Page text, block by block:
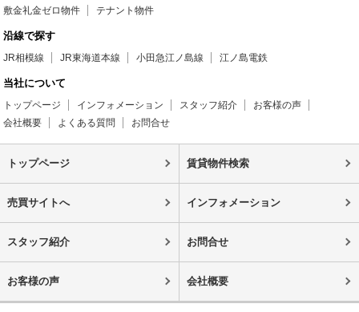
敷金礼金ゼロ物件
テナント物件
沿線で探す
JR相模線 JR東海道本線 小田急江ノ島線 江ノ島電鉄
当社について
トップページ インフォメーション スタッフ紹介
お客様の声
会社概要
よくある質問 お問合せ
トップページ 賃貸物件検索
売買サイトへ インフォメーション
スタッフ紹介 お問合せ
お客様の声 会社概要